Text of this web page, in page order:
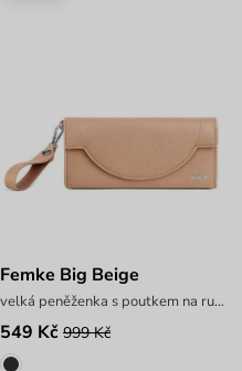
Femke Big Beige
velká peněženka s poutkem na ruku
549 Kč 999 Kč